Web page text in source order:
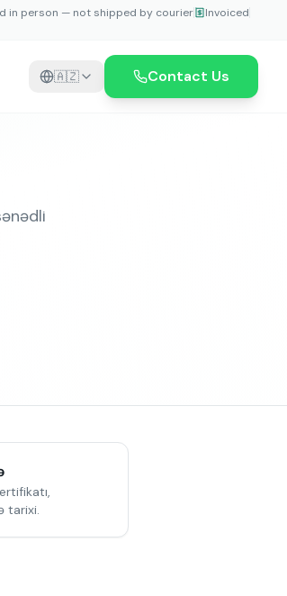
in person — not shipped by courier
Invoiced
🇦🇿 Contact Us
tarixi.